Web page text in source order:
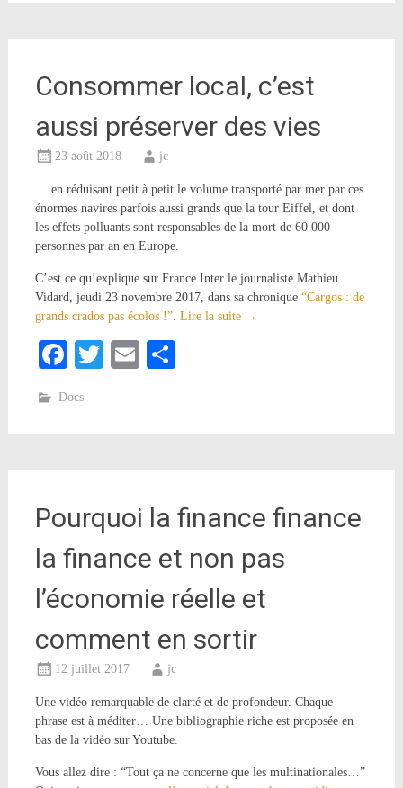
Consommer local, c’est
aussi préserver des vies
23 août 2018 jc
… en réduisant petit à petit le volume transporté par mer par ces
énormes navires parfois aussi grands que la tour Eiffel, et dont
les effets polluants sont responsables de la mort de 60 000
personnes par an en Europe.
C’est ce qu’explique sur France Inter le journaliste Mathieu
Vidard, jeudi 23 novembre 2017, dans sa chronique “Cargos : de
grands crados pas écolos !”. Lire la suite →
Facebook
TwitterEmail
Docs
Pourquoi la finance finance
la finance et non pas
l’économie réelle et
comment en sortir
12 juillet 2017 jc
Une vidéo remarquable de clarté et de profondeur. Chaque
phrase est à méditer… Une bibliographie riche est proposée en
bas de la vidéo sur Youtube.
Vous allez dire : “Tout ça ne concerne que les multinationales…”